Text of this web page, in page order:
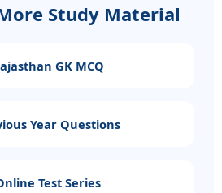
Study Material
GK MCQ
Year Questions
Test Series